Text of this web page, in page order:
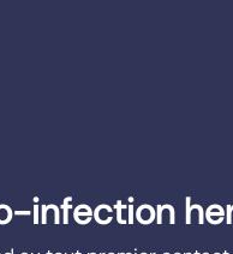
infection